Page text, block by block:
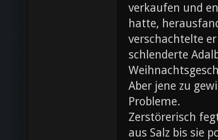
verkaufen und
hatte,
verschachtelte
schlenderte
Aber jene zu
Probleme.
Zerstörerisch
aus Salz bis sie